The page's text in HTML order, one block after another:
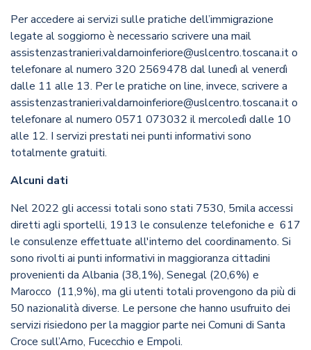
Per accedere ai servizi sulle pratiche dell’immigrazione
legate al soggiorno è necessario scrivere una mail
assistenzastranieri.valdarnoinferiore@uslcentro.toscana.it o
telefonare al numero 320 2569478 dal lunedì al venerdì
dalle 11 alle 13. Per le pratiche on line, invece, scrivere a
assistenzastranieri.valdarnoinferiore@uslcentro.toscana.it o
telefonare al numero 0571 073032 il mercoledì dalle 10
alle 12. I servizi prestati nei punti informativi sono
totalmente gratuiti.
Alcuni dati
Nel 2022 gli accessi totali sono stati 7530, 5mila accessi
diretti agli sportelli, 1913 le consulenze telefoniche e 617
le consulenze effettuate all'interno del coordinamento. Si
sono rivolti ai punti informativi in maggioranza cittadini
provenienti da Albania (38,1%), Senegal (20,6%) e
Marocco (11,9%), ma gli utenti totali provengono da più di
50 nazionalità diverse. Le persone che hanno usufruito dei
servizi risiedono per la maggior parte nei Comuni di Santa
Croce sull’Arno, Fucecchio e Empoli.